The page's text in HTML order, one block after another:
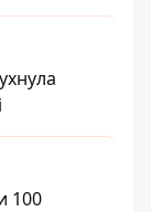
100